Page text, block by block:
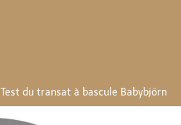
Test du transat à bascule Babybjörn